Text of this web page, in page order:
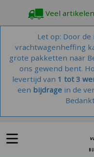
Veel
Let op: Door
vrachtwagenheffing
grote pakketten naar
ons gewend bent.
levertijd van 1 tot 3
een bijdrage in de